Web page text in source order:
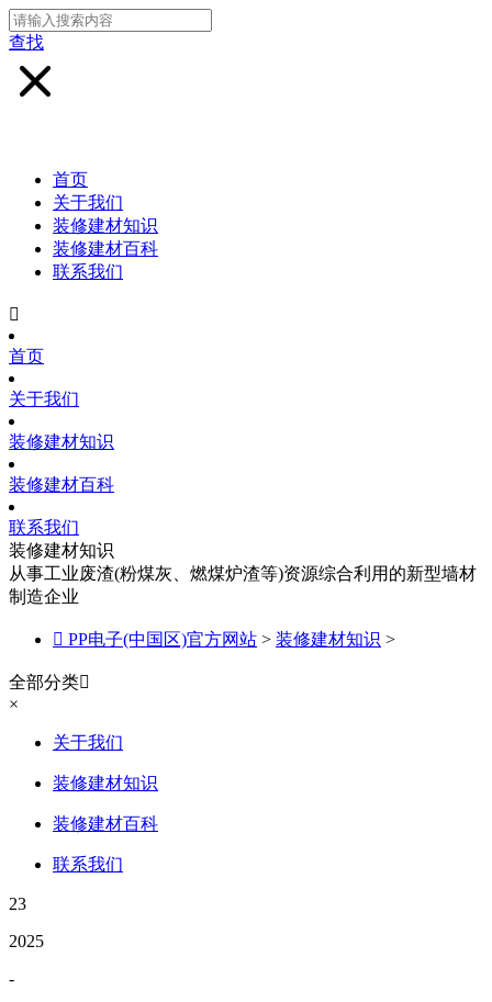
查找
首页
关于我们
装修建材知识
装修建材百科
联系我们

首页
关于我们
装修建材知识
装修建材百科
联系我们
装修建材知识
从事工业废渣(粉煤灰、燃煤炉渣等)资源综合利用的新型墙材
制造企业
 PP电子(中国区)官方网站 > 装修建材知识 >
全部分类
×
关于我们
装修建材知识
装修建材百科
联系我们
23
2025
-